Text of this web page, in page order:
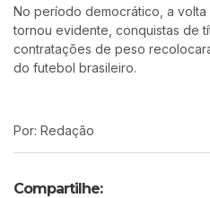
No período democrático, a
tornou evidente, conquistas de
contratações de peso
do futebol brasileiro.
Por: Redação
Compartilhe: